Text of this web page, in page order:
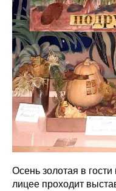
Осень золотая в
лицее проходит